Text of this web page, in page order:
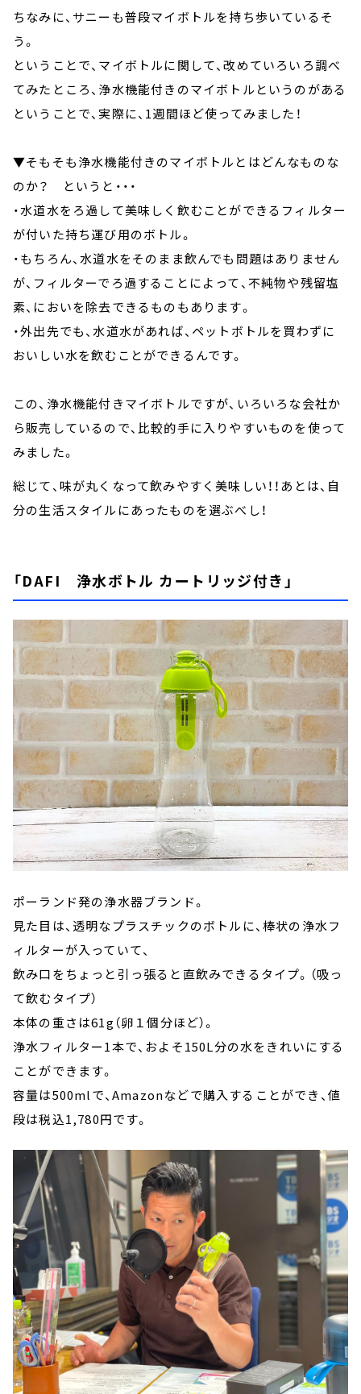
ちなみに、サニーも普段マイボトルを持ち歩いているそ
う。
ということで、マイボトルに関して、改めていろいろ調べ
てみたところ、浄水機能付きのマイボトルというのがある
ということで、実際に、1週間ほど使ってみました！
▼そもそも浄水機能付きのマイボトルとはどんなものな
のか？ というと・・・
・水道水をろ過して美味しく飲むことができるフィルター
が付いた持ち運び用のボトル。
・もちろん、水道水をそのまま飲んでも問題はありません
が、フィルターでろ過することによって、不純物や残留塩
素、においを除去できるものもあります。
・外出先でも、水道水があれば、ペットボトルを買わずに
おいしい水を飲むことができるんです。
この、浄水機能付きマイボトルですが、いろいろな会社か
ら販売しているので、比較的手に入りやすいものを使って
みました。
総じて、味が丸くなって飲みやすく美味しい！！あとは、自
分の生活スタイルにあったものを選ぶべし！
「DAFI 浄水ボトル カートリッジ付き」
ポーランド発の浄水器ブランド。
見た目は、透明なプラスチックのボトルに、棒状の浄水フ
ィルターが入っていて、
飲み口をちょっと引っ張ると直飲みできるタイプ。（吸っ
て飲むタイプ）
本体の重さは61g（卵１個分ほど）。
浄水フィルター1本で、およそ150L分の水をきれいにする
ことができます。
容量は500mlで、Amazonなどで購入することができ、値
段は税込1,780円です。